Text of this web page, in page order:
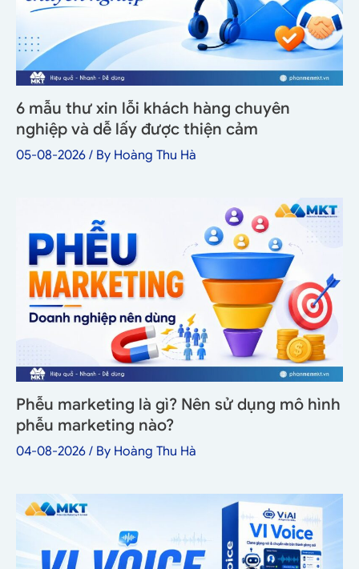
6 mẫu thư xin lỗi khách hàng chuyên
nghiệp và dễ lấy được thiện cảm
05-08-2026 / By Hoàng Thu Hà
Phễu marketing là gì? Nên sử dụng mô hình
phễu marketing nào?
04-08-2026 / By Hoàng Thu Hà